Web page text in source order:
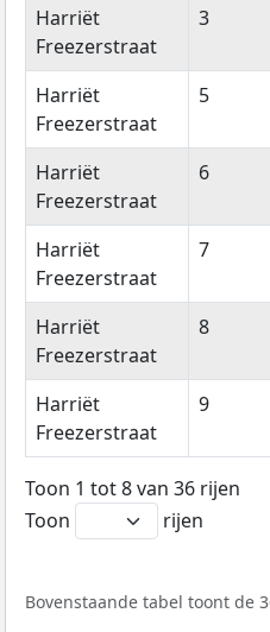
Harriët
Freezerstraat
3
Harriët
Freezerstraat
5
Harriët
Freezerstraat
6
Harriët
Freezerstraat
7
Harriët
Freezerstraat
8
Harriët
Freezerstraat
9
Toon 1 tot 8 van 36 rijen
Toon
rijen
Bovenstaande tabel toont de